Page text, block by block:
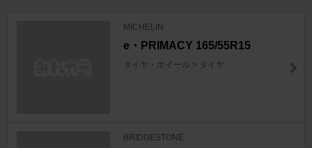
MICHELIN
e・PRIMACY 165/55R15
タイヤ・ホイール > タイヤ
BRIDGESTONE